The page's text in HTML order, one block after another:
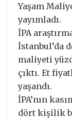
Yaşam
yayımladı.
İPA
İstanbul’da
maliyeti
çıktı. Et
yaşandı.
İPA’nın
dört kişilik